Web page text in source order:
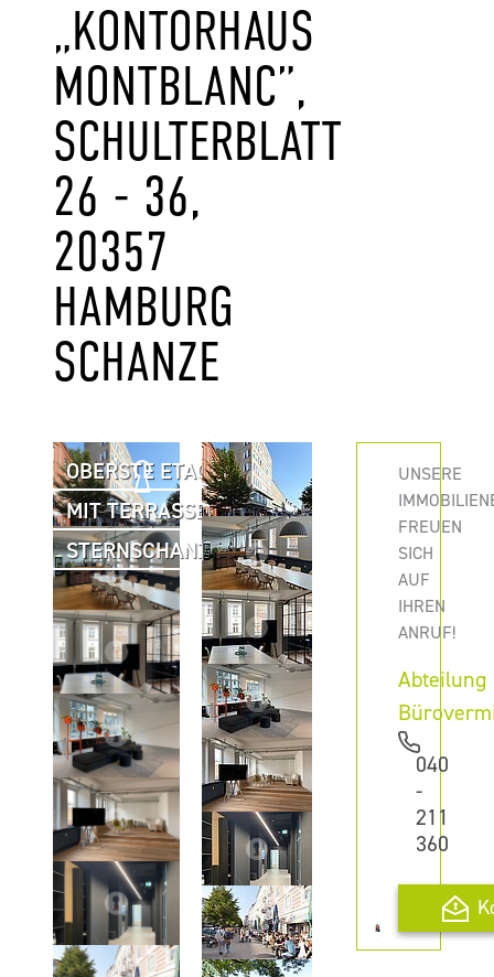
„KONTORHAUS
MONTBLANC”,
SCHULTERBLATT
26 - 36,
20357
HAMBURG
SCHANZE
OBERSTE ETAGE
MIT TERRASSE
STERNSCHANZE
UNSERE
FREUEN
SICH
AUF
IHREN
ANRUF!
Abteilung
040
-
211
360